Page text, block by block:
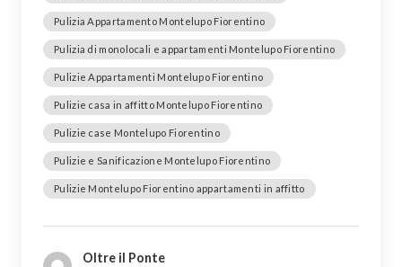
Pulizia Appartamento Montelupo Fiorentino
Pulizia di monolocali e appartamenti Montelupo Fiorentino
Pulizie Appartamenti Montelupo Fiorentino
Pulizie casa in affitto Montelupo Fiorentino
Pulizie case Montelupo Fiorentino
Pulizie e Sanificazione Montelupo Fiorentino
Pulizie Montelupo Fiorentino appartamenti in affitto
Oltre il Ponte